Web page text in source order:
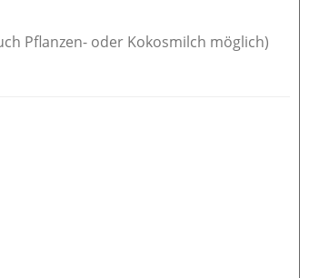
Pflanzen- oder Kokosmilch möglich)